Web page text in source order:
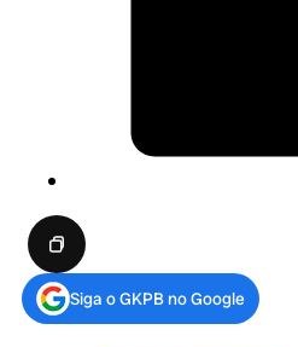
Siga o GKPB no Google